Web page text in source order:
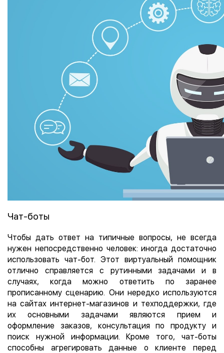
Чат-боты
Чтобы дать ответ на типичные вопросы, не всегда
нужен непосредственно человек: иногда достаточно
использовать чат-бот. Этот виртуальный помощник
отлично справляется с рутинными задачами и в
случаях, когда можно ответить по заранее
прописанному сценарию. Они нередко используются
на сайтах интернет-магазинов и техподдержки, где
их основными задачами являются прием и
оформление заказов, консультация по продукту и
поиск нужной информации. Кроме того, чат-боты
способны агрегировать данные о клиенте перед